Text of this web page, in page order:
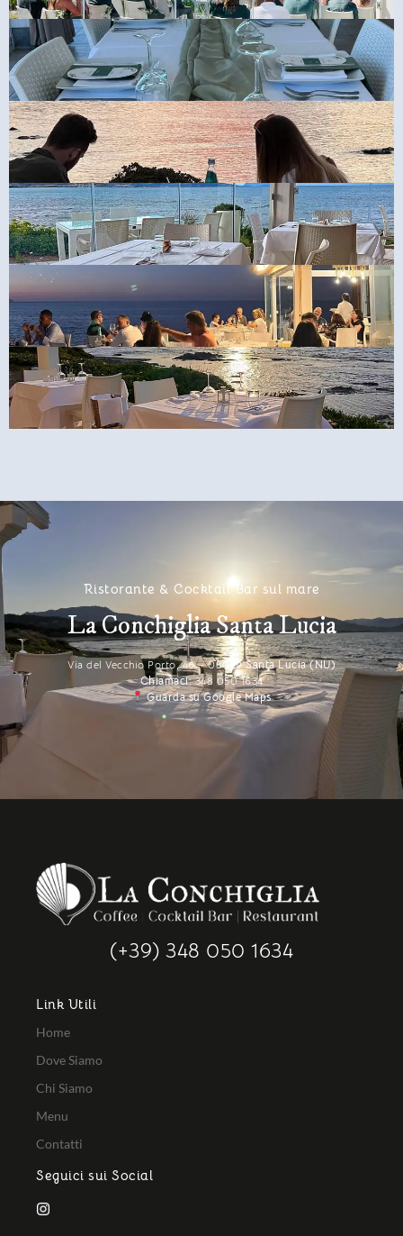
Ristorante & Cocktail Bar sul mare
La Conchiglia Santa Lucia
Via del Vecchio Porto, 46 – 08029Santa Lucia (NU)
Chiamaci:348 050 1634
Guarda su Google Maps
(+39) 348 050 1634​
Link Utili
Home
Dove Siamo
Chi Siamo
Menu
Contatti
Seguici sui Social